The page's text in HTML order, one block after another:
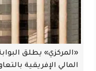
«المركزي» يطلق
المالي الإفريقية